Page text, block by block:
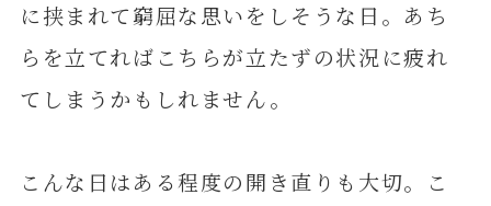
に挟まれて窮屈な思いをしそうな日。あち
らを立てればこちらが立たずの状況に疲れ
てしまうかもしれません。
こんな日はある程度の開き直りも大切。こ